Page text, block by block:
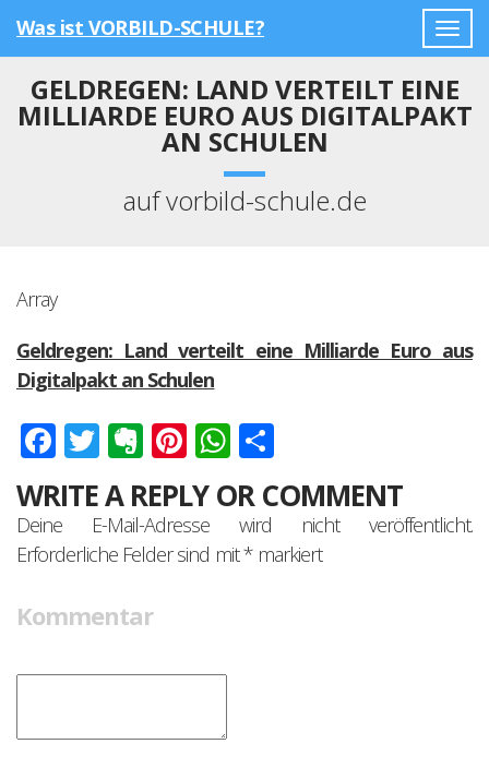
Was ist VORBILD-SCHULE?
GELDREGEN: LAND VERTEILT EINE
MILLIARDE EURO AUS DIGITALPAKT
AN SCHULEN
auf vorbild-schule.de
Array
Geldregen: Land verteilt eine Milliarde Euro aus
Digitalpakt an Schulen
Facebook
Twitter
Evernote
Pinterest
WhatsApp
WRITE A REPLY OR COMMENT
Deine E-Mail-Adresse wird nicht veröffentlicht.
Erforderliche Felder sind mit*markiert
Kommentar